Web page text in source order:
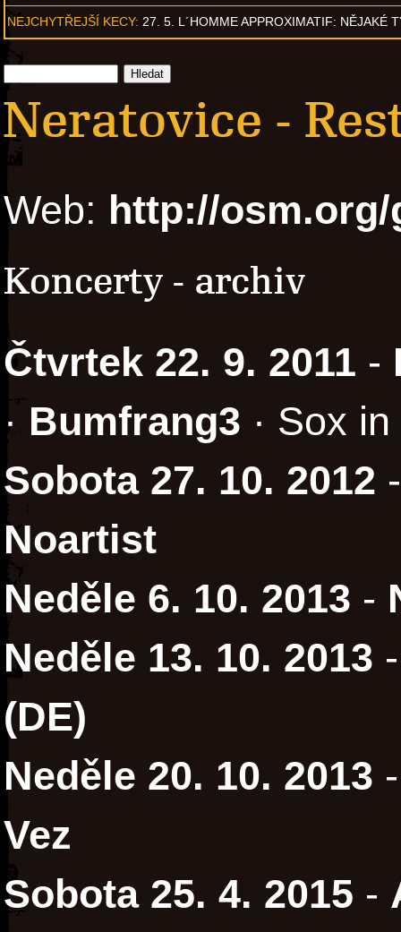
NEJCHYTŘEJŠÍ KECY: 27. 5. L´HOMME APPROXIMATIF: NĚJAKÉ
Neratovice -
Web: http://
Koncerty - archiv
Čtvrtek 22. 9. 2011 -
· Bumfrang3 · Sox
Sobota 27. 10. 2012
Noartist
Neděle 6. 10. 2013 -
Neděle 13. 10. 2013
(DE)
Neděle 20. 10. 2013
Vez
Sobota 25. 4. 2015 -